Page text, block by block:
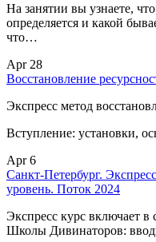
На занятии вы узнаете,
определяется и какой
что…
Apr 28
Восстановление
Экспресс метод
Вступление: установки,
Apr 6
Санкт-Петербург.
уровень. Поток 2024
Экспресс курс включает
Школы Дивинаторов: